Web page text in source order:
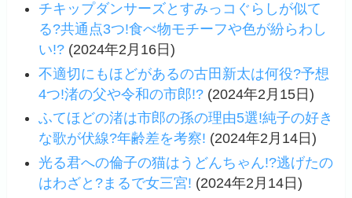
チキップダンサーズとすみっコぐらしが似て
る?共通点3つ!食べ物モチーフや色が紛らわし
い!? (2024年2月16日)
不適切にもほどがあるの古田新太は何役?予想
4つ!渚の父や令和の市郎!? (2024年2月15日)
ふてほどの渚は市郎の孫の理由5選!純子の好き
な歌が伏線?年齢差を考察! (2024年2月14日)
光る君への倫子の猫はうどんちゃん!?逃げたの
はわざと?まるで女三宮! (2024年2月14日)